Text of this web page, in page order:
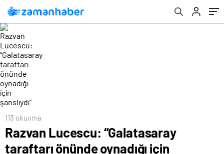
113 okunma
Razvan Lucescu: “Galatasaray
taraftarı önünde oynadığı için